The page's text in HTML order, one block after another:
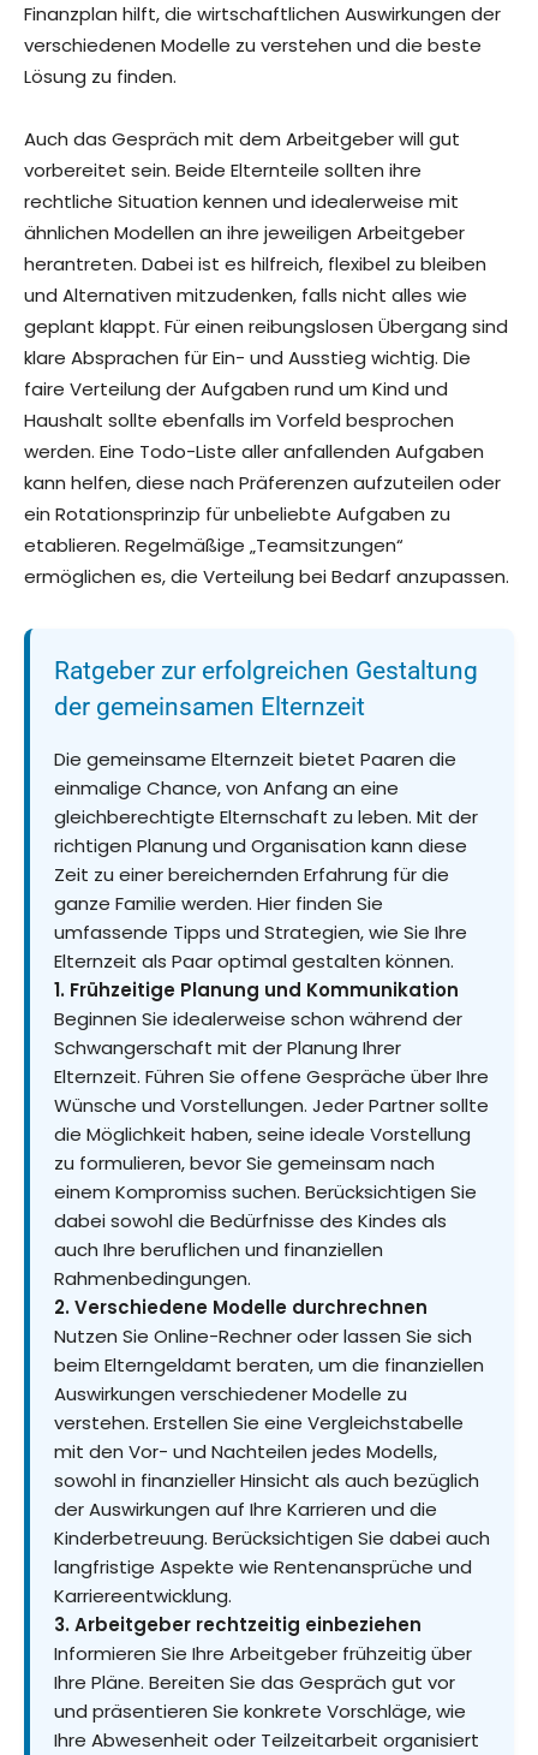
Finanzplan hilft, die wirtschaftlichen Auswirkungen der
verschiedenen Modelle zu verstehen und die beste
Lösung zu finden.
Auch das Gespräch mit dem Arbeitgeber will gut
vorbereitet sein. Beide Elternteile sollten ihre
rechtliche Situation kennen und idealerweise mit
ähnlichen Modellen an ihre jeweiligen Arbeitgeber
herantreten. Dabei ist es hilfreich, flexibel zu bleiben
und Alternativen mitzudenken, falls nicht alles wie
geplant klappt. Für einen reibungslosen Übergang sind
klare Absprachen für Ein- und Ausstieg wichtig. Die
faire Verteilung der Aufgaben rund um Kind und
Haushalt sollte ebenfalls im Vorfeld besprochen
werden. Eine Todo-Liste aller anfallenden Aufgaben
kann helfen, diese nach Präferenzen aufzuteilen oder
ein Rotationsprinzip für unbeliebte Aufgaben zu
etablieren. Regelmäßige „Teamsitzungen“
ermöglichen es, die Verteilung bei Bedarf anzupassen.
Ratgeber zur erfolgreichen Gestaltung
der gemeinsamen Elternzeit
Die gemeinsame Elternzeit bietet Paaren die
einmalige Chance, von Anfang an eine
gleichberechtigte Elternschaft zu leben. Mit der
richtigen Planung und Organisation kann diese
Zeit zu einer bereichernden Erfahrung für die
ganze Familie werden. Hier finden Sie
umfassende Tipps und Strategien, wie Sie Ihre
Elternzeit als Paar optimal gestalten können.
1. Frühzeitige Planung und Kommunikation
Beginnen Sie idealerweise schon während der
Schwangerschaft mit der Planung Ihrer
Elternzeit. Führen Sie offene Gespräche über Ihre
Wünsche und Vorstellungen. Jeder Partner sollte
die Möglichkeit haben, seine ideale Vorstellung
zu formulieren, bevor Sie gemeinsam nach
einem Kompromiss suchen. Berücksichtigen Sie
dabei sowohl die Bedürfnisse des Kindes als
auch Ihre beruflichen und finanziellen
Rahmenbedingungen.
2. Verschiedene Modelle durchrechnen
Nutzen Sie Online-Rechner oder lassen Sie sich
beim Elterngeldamt beraten, um die finanziellen
Auswirkungen verschiedener Modelle zu
verstehen. Erstellen Sie eine Vergleichstabelle
mit den Vor- und Nachteilen jedes Modells,
sowohl in finanzieller Hinsicht als auch bezüglich
der Auswirkungen auf Ihre Karrieren und die
Kinderbetreuung. Berücksichtigen Sie dabei auch
langfristige Aspekte wie Rentenansprüche und
Karriereentwicklung.
3. Arbeitgeber rechtzeitig einbeziehen
Informieren Sie Ihre Arbeitgeber frühzeitig über
Ihre Pläne. Bereiten Sie das Gespräch gut vor
und präsentieren Sie konkrete Vorschläge, wie
Ihre Abwesenheit oder Teilzeitarbeit organisiert